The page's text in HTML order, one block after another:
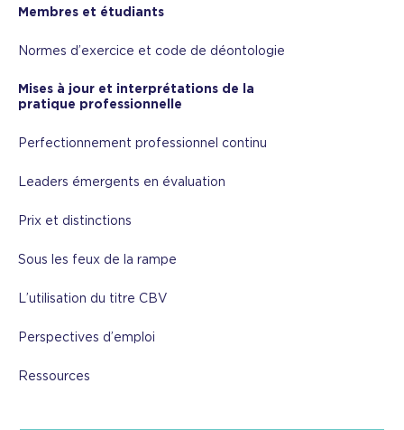
Membres et étudiants
Normes d’exercice et code de déontologie
Mises à jour et interprétations de la
pratique professionnelle
Perfectionnement professionnel continu
Leaders émergents en évaluation
Prix et distinctions
Sous les feux de la rampe
L’utilisation du titre CBV
Perspectives d’emploi
Ressources